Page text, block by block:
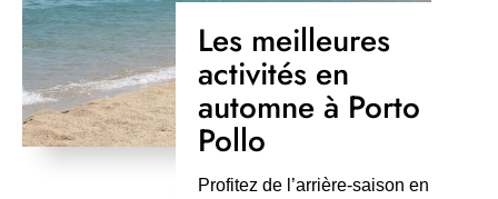
brunobarbato, CC BY 3.0
Les meilleures
activités en
automne à Porto
Pollo
Profitez de l’arrière-saison en